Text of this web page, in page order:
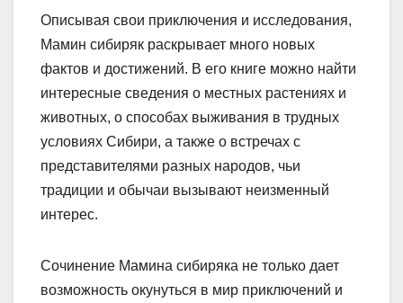
Описывая свои приключения и исследования,
Мамин сибиряк раскрывает много новых
фактов и достижений. В его книге можно найти
интересные сведения о местных растениях и
животных, о способах выживания в трудных
условиях Сибири, а также о встречах с
представителями разных народов, чьи
традиции и обычаи вызывают неизменный
интерес.
Сочинение Мамина сибиряка не только дает
возможность окунуться в мир приключений и